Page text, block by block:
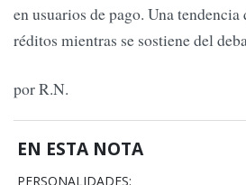
en usuarios de pago. Una tendencia
réditos mientras se sostiene del
por R.N.
EN ESTA NOTA
PERSONALIDADES: